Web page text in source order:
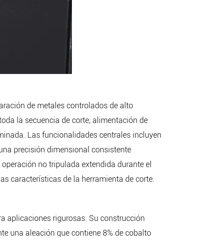
de metales controlados de alto
la secuencia de corte, alimentación de
Las funcionalidades centrales incluyen
precisión dimensional consistente
no tripulada extendida durante el
características de la herramienta de corte.
aplicaciones rigurosas. Su construcción
una aleación que contiene 8% de cobalto